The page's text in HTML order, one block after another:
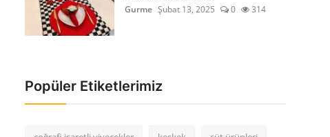
Gurme Şubat 13, 2025 0 314
Popüler Etiketlerimiz